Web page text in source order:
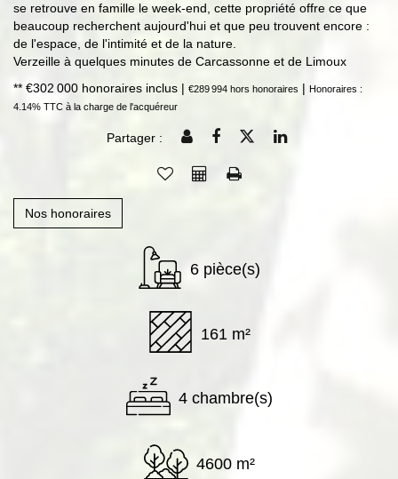
se retrouve en famille le week-end, cette propriété offre ce que
beaucoup recherchent aujourd'hui et que peu trouvent encore :
de l'espace, de l'intimité et de la nature.
Verzeille à quelques minutes de Carcassonne et de Limoux
** €302 000 honoraires inclus | €289 994 hors honoraires | Honoraires :
4.14% TTC à la charge de l'acquéreur
Partager :
Nos honoraires
6 pièce(s)
161 m²
4 chambre(s)
4600 m²